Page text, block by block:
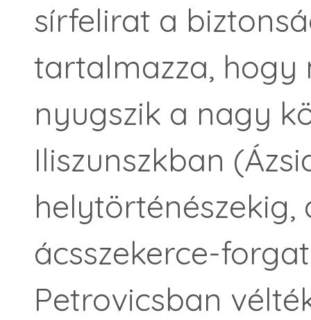
sírfelirat a
tartalmazza, hogy
nyugszik a nagy
Iliszunszkban
ácsszekerce-
Petrovicsban